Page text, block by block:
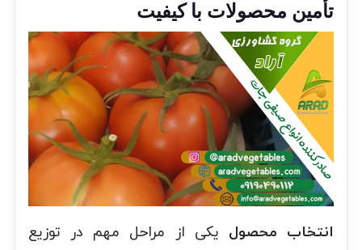
تأمین محصولات با کیفیت
انتخاب محصول یکی از مراحل مهم در توزیع